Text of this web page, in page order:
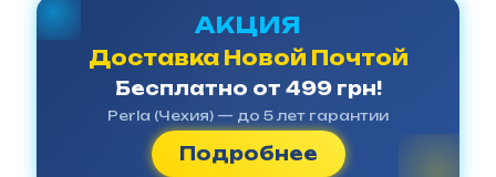
АКЦИЯ
Доставка Новой Почтой
Бесплатно от 499 грн!
Perla (Чехия) — до 5 лет гарантии
Подробнее